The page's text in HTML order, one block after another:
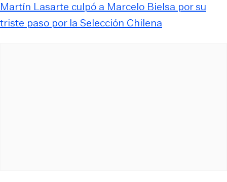
Martín Lasarte culpó a Marcelo Bielsa por su
triste paso por la Selección Chilena